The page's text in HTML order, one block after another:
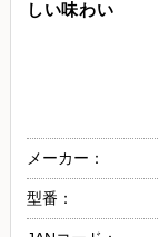
しい味わい
メーカー：
型番：